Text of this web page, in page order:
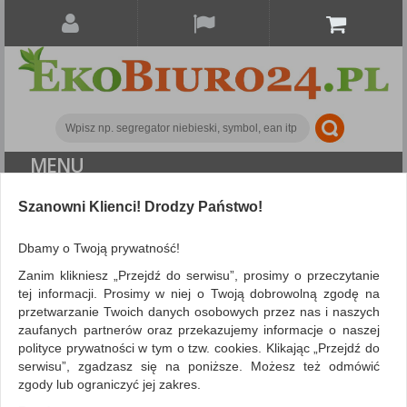
MENU
ALL CATEGORIES
FILTRY
Search
NIE ZNALEZIONO PRODUKTÓW
Nie odnaleziono produktów wg przyjętych kryteriów
PODPOWIEDZI
Szanowni Klienci! Drodzy Państwo!
Dbamy o Twoją prywatność!
Zanim klikniesz „Przejdź do serwisu”, prosimy o przeczytanie
tej informacji. Prosimy w niej o Twoją dobrowolną zgodę na
przetwarzanie Twoich danych osobowych przez nas i naszych
zaufanych partnerów oraz przekazujemy informacje o naszej
polityce prywatności w tym o tzw. cookies. Klikając „Przejdź do
serwisu”, zgadzasz się na poniższe. Możesz też odmówić
zgody lub ograniczyć jej zakres.